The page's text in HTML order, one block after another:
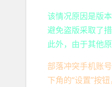
该情况原因是版
避免盗版采取了
此外，由于其他
部落冲突手机账
下角的“设置”按